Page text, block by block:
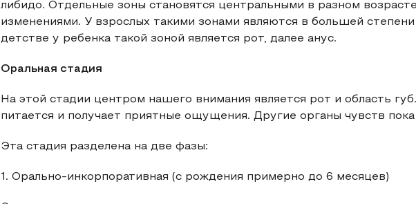
либидо. Отдельные зоны становятся центральными в разном
изменениями. У взрослых такими зонами являются в большей
детстве у ребенка такой зоной является рот, далее анус.
Оральная стадия
На этой стадии центром нашего внимания является рот и область
питается и получает приятные ощущения. Другие органы чувств
Эта стадия разделена на две фазы:
1. Орально-инкорпоративная (с рождения примерно до 6 месяцев)